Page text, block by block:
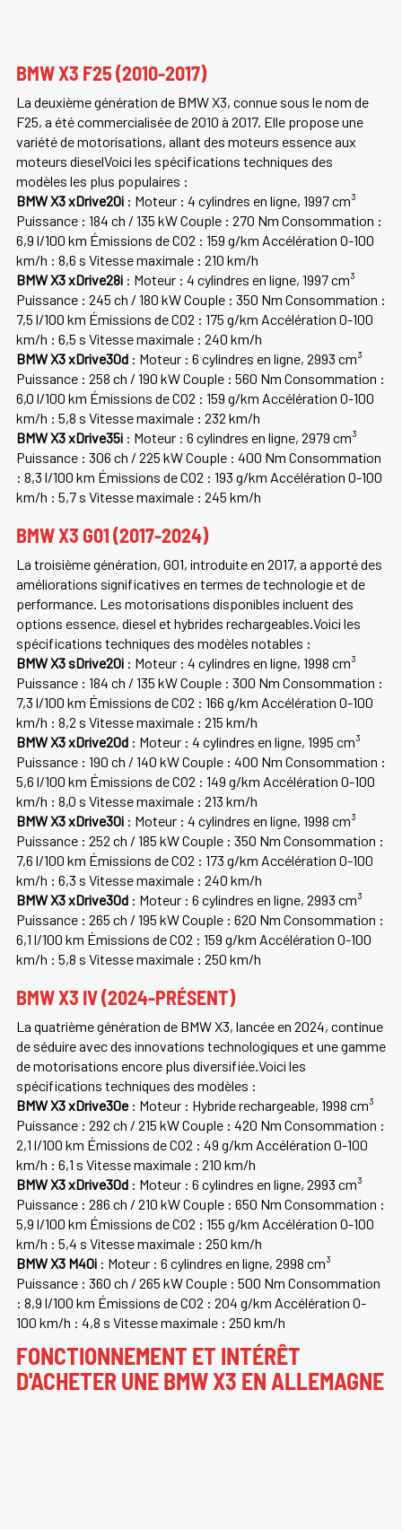
BMW X3 F25 (2010-2017)
La deuxième génération de BMW X3, connue sous le nom de
F25, a été commercialisée de 2010 à 2017. Elle propose une
variété de motorisations, allant des moteurs essence aux
moteurs dieselVoici les spécifications techniques des
modèles les plus populaires :
BMW X3 xDrive20i: Moteur : 4 cylindres en ligne, 1997 cm³
Puissance : 184 ch / 135 kW Couple : 270 Nm Consommation :
6,9 l/100 km Émissions de CO2 : 159 g/km Accélération 0-100
km/h : 8,6 s Vitesse maximale : 210 km/h
BMW X3 xDrive28i: Moteur : 4 cylindres en ligne, 1997 cm³
Puissance : 245 ch / 180 kW Couple : 350 Nm Consommation :
7,5 l/100 km Émissions de CO2 : 175 g/km Accélération 0-100
km/h : 6,5 s Vitesse maximale : 240 km/h
BMW X3 xDrive30d: Moteur : 6 cylindres en ligne, 2993 cm³
Puissance : 258 ch / 190 kW Couple : 560 Nm Consommation :
6,0 l/100 km Émissions de CO2 : 159 g/km Accélération 0-100
km/h : 5,8 s Vitesse maximale : 232 km/h
BMW X3 xDrive35i: Moteur : 6 cylindres en ligne, 2979 cm³
Puissance : 306 ch / 225 kW Couple : 400 Nm Consommation
: 8,3 l/100 km Émissions de CO2 : 193 g/km Accélération 0-100
km/h : 5,7 s Vitesse maximale : 245 km/h
BMW X3 G01 (2017-2024)
La troisième génération, G01, introduite en 2017, a apporté des
améliorations significatives en termes de technologie et de
performance. Les motorisations disponibles incluent des
options essence, diesel et hybrides rechargeables.Voici les
spécifications techniques des modèles notables :
BMW X3 sDrive20i: Moteur : 4 cylindres en ligne, 1998 cm³
Puissance : 184 ch / 135 kW Couple : 300 Nm Consommation :
7,3 l/100 km Émissions de CO2 : 166 g/km Accélération 0-100
km/h : 8,2 s Vitesse maximale : 215 km/h
BMW X3 xDrive20d: Moteur : 4 cylindres en ligne, 1995 cm³
Puissance : 190 ch / 140 kW Couple : 400 Nm Consommation :
5,6 l/100 km Émissions de CO2 : 149 g/km Accélération 0-100
km/h : 8,0 s Vitesse maximale : 213 km/h
BMW X3 xDrive30i: Moteur : 4 cylindres en ligne, 1998 cm³
Puissance : 252 ch / 185 kW Couple : 350 Nm Consommation :
7,6 l/100 km Émissions de CO2 : 173 g/km Accélération 0-100
km/h : 6,3 s Vitesse maximale : 240 km/h
BMW X3 xDrive30d: Moteur : 6 cylindres en ligne, 2993 cm³
Puissance : 265 ch / 195 kW Couple : 620 Nm Consommation :
6,1 l/100 km Émissions de CO2 : 159 g/km Accélération 0-100
km/h : 5,8 s Vitesse maximale : 250 km/h
BMW X3 IV (2024-PRÉSENT)
La quatrième génération de BMW X3, lancée en 2024, continue
de séduire avec des innovations technologiques et une gamme
de motorisations encore plus diversifiée.Voici les
spécifications techniques des modèles :
BMW X3 xDrive30e: Moteur : Hybride rechargeable, 1998 cm³
Puissance : 292 ch / 215 kW Couple : 420 Nm Consommation :
2,1 l/100 km Émissions de CO2 : 49 g/km Accélération 0-100
km/h : 6,1 s Vitesse maximale : 210 km/h
BMW X3 xDrive30d: Moteur : 6 cylindres en ligne, 2993 cm³
Puissance : 286 ch / 210 kW Couple : 650 Nm Consommation :
5,9 l/100 km Émissions de CO2 : 155 g/km Accélération 0-100
km/h : 5,4 s Vitesse maximale : 250 km/h
BMW X3 M40i: Moteur : 6 cylindres en ligne, 2998 cm³
Puissance : 360 ch / 265 kW Couple : 500 Nm Consommation
: 8,9 l/100 km Émissions de CO2 : 204 g/km Accélération 0-
100 km/h : 4,8 s Vitesse maximale : 250 km/h
FONCTIONNEMENT ET INTÉRÊT
D'ACHETER UNE BMW X3 EN ALLEMAGNE